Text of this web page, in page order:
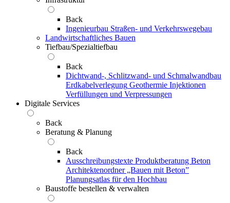
Back
Ingenieurbau Straßen- und Verkehrswegebau
Landwirtschaftliches Bauen
Tiefbau/Spezialtiefbau
Back
Dichtwand-, Schlitzwand- und Schmalwandbau
Erdkabelverlegung Geothermie Injektionen
Verfüllungen und Verpressungen
Digitale Services
Back
Beratung & Planung
Back
Ausschreibungstexte Produktberatung Beton
Architektenordner „Bauen mit Beton”
Planungsatlas für den Hochbau
Baustoffe bestellen & verwalten